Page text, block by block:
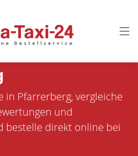
in Pfarrerberg, vergleiche
und
bestelle direkt online bei